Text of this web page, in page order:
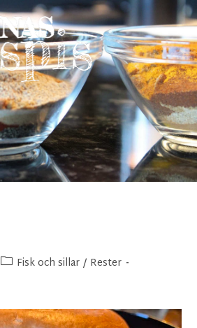
Fisk och sillar / Rester